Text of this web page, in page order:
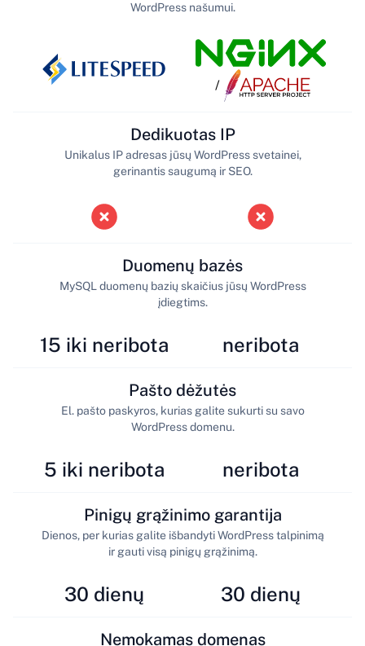
WordPress našumui.
/
Dedikuotas IP
Unikalus IP adresas jūsų WordPress svetainei,
gerinantis saugumą ir SEO.
15 iki neribota
Duomenų bazės
MySQL duomenų bazių skaičius jūsų WordPress
įdiegtims.
neribota
5 iki neribota
Pašto dėžutės
El. pašto paskyros, kurias galite sukurti su savo
WordPress domenu.
neribota
30 dienų
Pinigų grąžinimo garantija
Dienos, per kurias galite išbandyti WordPress talpinimą
ir gauti visą pinigų grąžinimą.
30 dienų
Nemokamas domenas